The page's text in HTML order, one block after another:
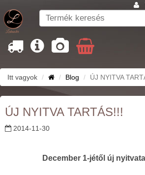
Itt vagyok Blog ÚJ NYITVA
ÚJ NYITVA TARTÁS!!!
2014-11-30
December 1-jétől új